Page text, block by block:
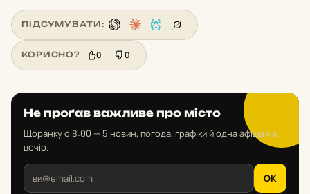
ПІДСУМУВАТИ:
КОРИСНО? 0 0
Не проґав важливе про місто
Щоранку о 8:00 — 5 новин, погода, графіки й одна афіша на
вечір.
OK